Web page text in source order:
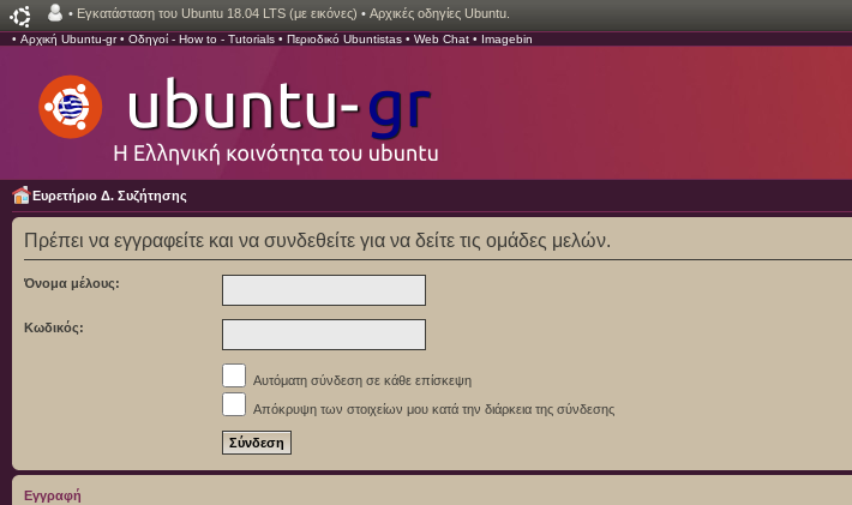
• Εγκατάσταση του Ubuntu 18.04 LTS (με εικόνες) • Αρχικές οδηγίες Ubuntu.
• Αρχική Ubuntu-gr• Οδηγοί - How to - Tutorials • Περιοδικό Ubuntistas • Web Chat • Imagebin
Ευρετήριο Δ. Συζήτησης
Πρέπει να εγγραφείτε και να συνδεθείτε για να δείτε τις ομάδες μελών.
Όνομα μέλους:
Κωδικός:
Αυτόματη σύνδεση σε κάθε επίσκεψη
Απόκρυψη των στοιχείων μου κατά την διάρκεια της σύνδεσης
Εγγραφή